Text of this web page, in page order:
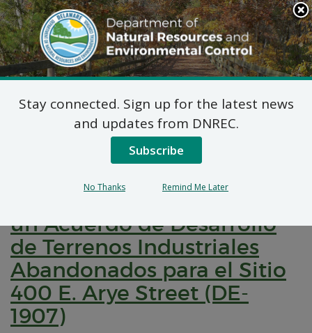
Search
This
Site
DNREC Menu
Pages Tagged With: "waste and hazardous
substances"
Notificación de
un Acuerdo de Desarrollo
de Terrenos Industriales
Abandonados para el Sitio
400 E. Arye Street (DE-
1907)
Stay connected. Sign up for the latest news
and updates from DNREC.
Subscribe
No Thanks Remind Me Later